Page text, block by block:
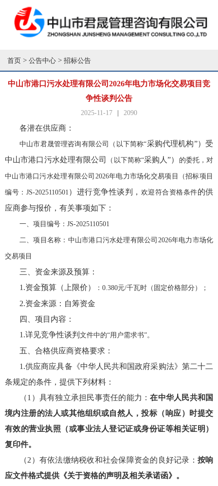
首页 > 公告中心 > 招标公告
中山市港口污水处理有限公司2026年电力市场化交易项目竞
争性谈判公告
2025-11-17 2090
各潜在供应商 ：
中山市君晟管理咨询有限公司 （ 以下简称“采购代理机构”） 受
中山市港口污水处理有限公司
（以下简称“采购人”） 的委托，对
中山市港口污水处理有限公司 2026年电力市场化交易项目（招标项目
编号：JS-2025110501 ） 进行竞争性谈判 ， 欢迎符合资格条件的供
应商参与报价 ，有关事项如下：
一、项目编号： JS-2025110501
二、项目名称：中山市港口污水处理有限公司 2026年电力市场化
交易项目
三、资金来源及预算：
1.资金预算 （上限价） ： 0.380元/千瓦时（固定价格部分）；
2.资金来源： 自筹资金
四、项目内容：
1.详见竞争性谈判 文件中的“用户需求书”。
五、合格供应商资格要求：
1.供应商应具备《中华人民共和国政府采购法》第二十二
条规定的条件，提供下列材料：
（1 ） 具有独立承担民事责任的能力：在中华人民共和国
境内注册的法人或其他组织或自然人，投标（响应）时提交
有效的营业执照（或事业法人登记证或身份证等相关证明）
复印件。
（2 ） 有依法缴纳税收和社会保障资金的良好记录： 按响
应文件格式提供《关于资格的声明及相关承诺函》。